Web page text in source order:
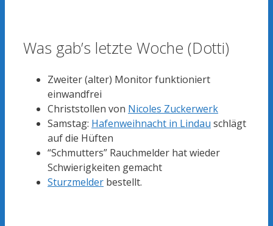
Was gab’s letzte Woche (Dotti)
Zweiter (alter) Monitor funktioniert
einwandfrei
Christstollen von Nicoles Zuckerwerk
Samstag: Hafenweihnacht in Lindau schlägt
auf die Hüften
“Schmutters” Rauchmelder hat wieder
Schwierigkeiten gemacht
Sturzmelder bestellt.